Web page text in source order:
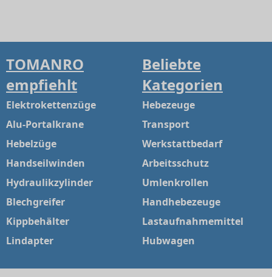
TOMANRO
empfiehlt
Elektrokettenzüge
Alu-Portalkrane
Hebelzüge
Handseilwinden
Hydraulikzylinder
Blechgreifer
Kippbehälter
Lindapter
Beliebte
Kategorien
Hebezeuge
Transport
Werkstattbedarf
Arbeitsschutz
Umlenkrollen
Handhebezeuge
Lastaufnahmemittel
Hubwagen